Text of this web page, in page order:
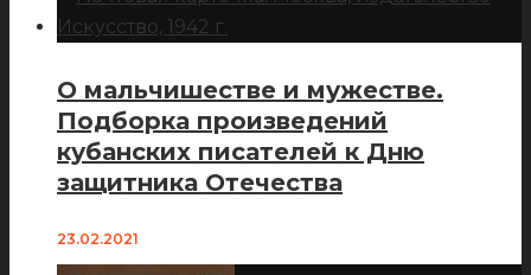
О мальчишестве и мужестве.
Подборка произведений
кубанских писателей к Дню
защитника Отечества
23.02.2021